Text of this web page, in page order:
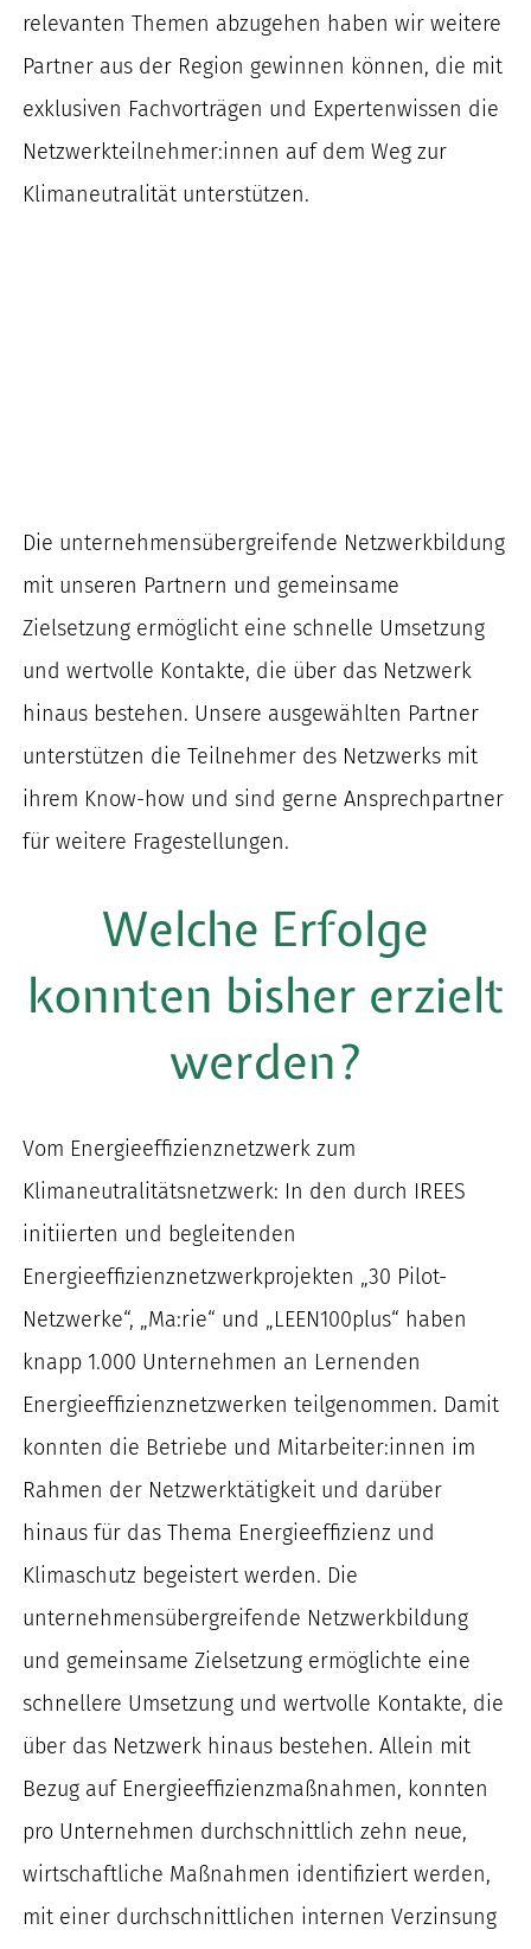
relevanten Themen abzugehen haben wir weitere
Partner aus der Region gewinnen können, die mit
exklusiven Fachvorträgen und Expertenwissen die
Netzwerkteilnehmer:innen auf dem Weg zur
Klimaneutralität unterstützen.
Die unternehmensübergreifende Netzwerkbildung
mit unseren Partnern und gemeinsame
Zielsetzung ermöglicht eine schnelle Umsetzung
und wertvolle Kontakte, die über das Netzwerk
hinaus bestehen. Unsere ausgewählten Partner
unterstützen die Teilnehmer des Netzwerks mit
ihrem Know-how und sind gerne Ansprechpartner
für weitere Fragestellungen.
Welche Erfolge
konnten bisher erzielt
werden?
Vom Energieeffizienznetzwerk zum
Klimaneutralitätsnetzwerk: In den durch IREES
initiierten und begleitenden
Energieeffizienznetzwerkprojekten „30 Pilot-
Netzwerke“, „Ma:rie“ und „LEEN100plus“ haben
knapp 1.000 Unternehmen an Lernenden
Energieeffizienznetzwerkenteilgenommen. Damit
konnten die Betriebe und Mitarbeiter:innen im
Rahmen der Netzwerktätigkeit und darüber
hinaus für das Thema Energieeffizienz und
Klimaschutz begeistert werden. Die
unternehmensübergreifende Netzwerkbildung
und gemeinsame Zielsetzung ermöglichte eine
schnellere Umsetzung und wertvolle Kontakte, die
über das Netzwerk hinaus bestehen.Allein mit
Bezug auf Energieeffizienzmaßnahmen, konnten
pro Unternehmen durchschnittlich zehn neue,
wirtschaftliche Maßnahmen identifiziert werden,
mit einer durchschnittlichen internen Verzinsung